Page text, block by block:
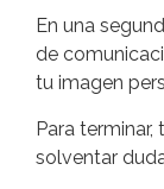
En una
de
tu imagen
Para
solventar